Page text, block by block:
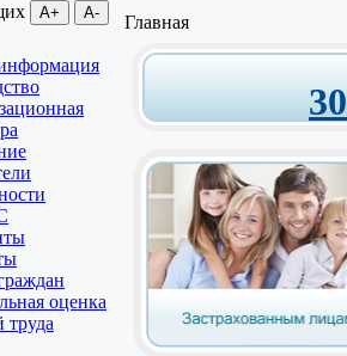
A+ A-
оценка
труда
Главная